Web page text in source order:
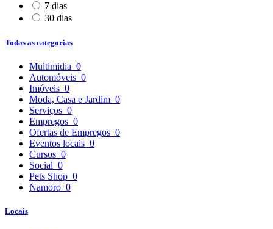
7 dias
30 dias
Todas as categorias
Multimidia 0
Automóveis 0
Imóveis 0
Moda, Casa e Jardim 0
Serviços 0
Empregos 0
Ofertas de Empregos 0
Eventos locais 0
Cursos 0
Social 0
Pets Shop 0
Namoro 0
Locais